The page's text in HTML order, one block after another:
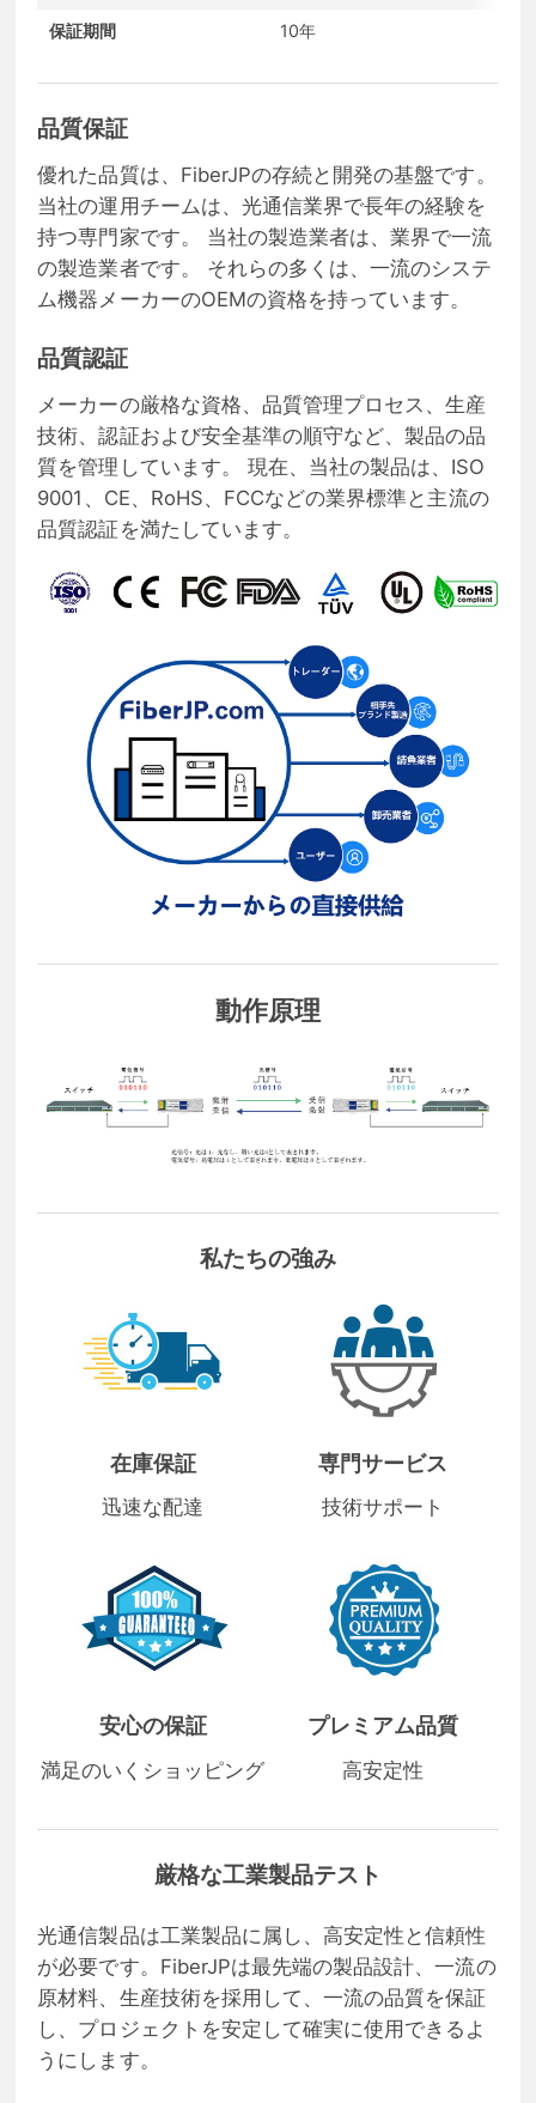
保証期間 10年
品質保証
優れた品質は、FiberJPの存続と開発の基盤です。
当社の運用チームは、光通信業界で長年の経験を
持つ専門家です。 当社の製造業者は、業界で一流
の製造業者です。 それらの多くは、一流のシステ
ム機器メーカーのOEMの資格を持っています。
品質認証
メーカーの厳格な資格、品質管理プロセス、生産
技術、認証および安全基準の順守など、製品の品
質を管理しています。 現在、当社の製品は、ISO
9001、CE、RoHS、FCCなどの業界標準と主流の
品質認証を満たしています。
動作原理
私たちの強み
在庫保証
迅速な配達
専門サービス
技術サポート
安心の保証
満足のいくショッピング
プレミアム品質
高安定性
厳格な工業製品テスト
光通信製品は工業製品に属し、高安定性と信頼性
が必要です。FiberJPは最先端の製品設計、一流の
原材料、生産技術を採用して、一流の品質を保証
し、プロジェクトを安定して確実に使用できるよ
うにします。